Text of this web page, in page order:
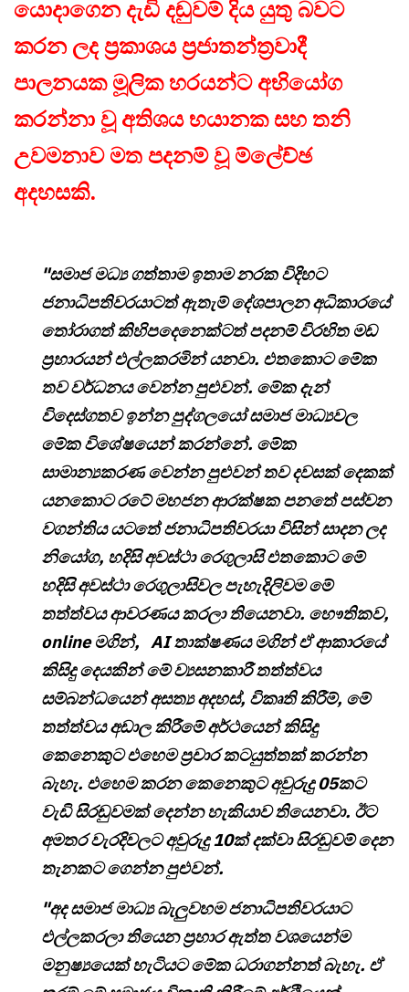
යොදාගෙන දැඩි දඬුවම් දිය යුතු බවට
කරන ලද ප්‍රකාශය ප්‍රජාතන්ත්‍රවාදී
පාලනයක මූලික හරයන්ට අභියෝග
කරන්නා වූ අතිශය භයානක සහ තනි
උවමනාව මත පදනම් වූ ම්ලේච්ඡ
අදහසකි.
"සමාජ මධ්‍ය ගත්තාම ඉතාම නරක විදිහට
ජනාධිපතිවරයාටත් ඇතැම් දේශපාලන අධිකාරයේ
තෝරාගත් කිහිපදෙනෙක්ටත් පදනම් විරහිත මඩ
ප්‍රහාරයන් එල්ලකරමින් යනවා. එතකොට මේක
තව වර්ධනය වෙන්න පුළුවන්. මේක දැන්
විදෙස්ගතව ඉන්න පුද්ගලයෝ සමාජ මාධ්‍යවල
මේක විශේෂයෙන් කරන්නේ. මේක
සාමාන්‍යකරණ වෙන්න පුළුවන් තව දවසක් දෙකක්
යනකොට රටේ මහජන ආරක්ෂක පනතේ පස්වන
වගන්තිය යටතේ ජනාධිපතිවරයා විසින් සාදන ලද
නියෝග, හදිසි අවස්ථා රෙගුලාසි එතකොට මේ
හදිසි අවස්ථා රෙගුලාසිවල පැහැදිලිවම මේ
තත්ත්වය ආවරණය කරලා තියෙනවා. හෞතිකව,
online මගින්, AI තාක්ෂණය මගින් ඒ ආකාරයේ
කිසිදු දෙයකින් මේ ව්‍යසනකාරී තත්ත්වය
සම්බන්ධයෙන් අසත්‍ය අදහස්, විකෘති කිරීම්, මේ
තත්ත්වය අඩාල කිරීමේ අර්ථයෙන් කිසිදු
කෙනෙකුට එහෙම ප්‍රචාර කටයුත්තක් කරන්න
බැහැ. එහෙම කරන කෙනෙකුට අවුරුදු 05කට
වැඩි සිරඬුවමක් දෙන්න හැකියාව තියෙනවා. ඊට
අමතර වැරදිවලට අවුරුදු 10ක් දක්වා සිරඬුවම් දෙන
තැනකට ගෙන්න පුළුවන්.
"අද සමාජ මාධ්‍ය බැලුවහම ජනාධිපතිවරයාට
එල්ලකරලා තියෙන ප්‍රහාර ඇත්ත වශයෙන්ම
මනුෂ්‍යයෙක් හැටියට මේක ධරාගන්නත් බැහැ. ඒ